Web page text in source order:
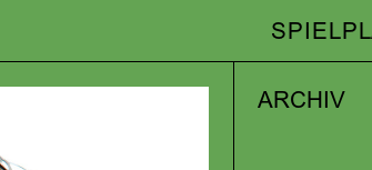
ARCHIV